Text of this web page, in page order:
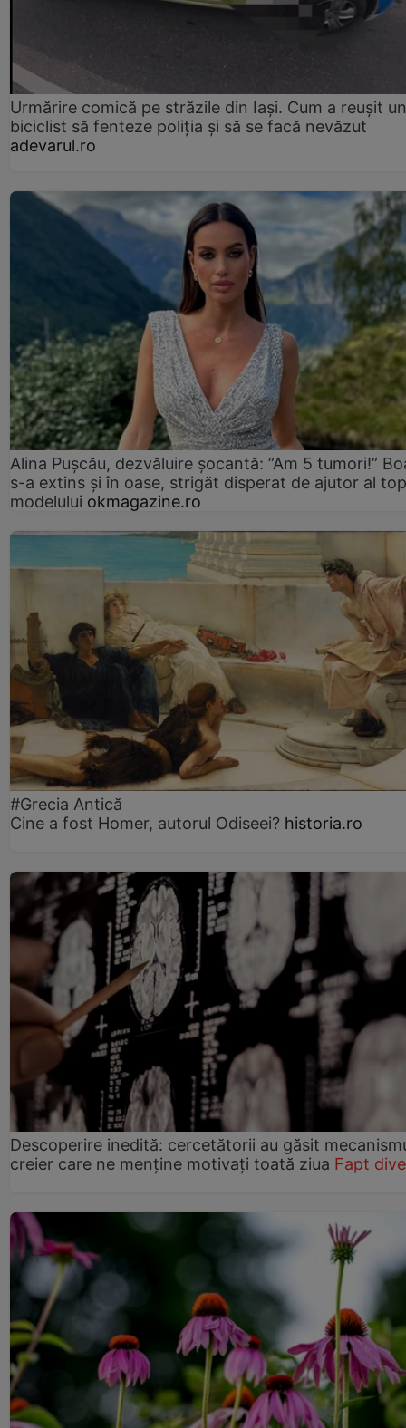
Urmărire comică pe străzile din Iași. Cum a reușit un
biciclist să fenteze poliția și să se facă nevăzut
adevarul.ro
Alina Pușcău, dezvăluire șocantă: ”Am 5 tumori!”
s-a extins și în oase, strigăt disperat de ajutor al
modelului okmagazine.ro
#Grecia Antică
Cine a fost Homer, autorul Odiseei? historia.ro
Descoperire inedită: cercetătorii au găsit
creier care ne menține motivați toată ziua Fapt